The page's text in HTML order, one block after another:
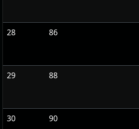
28
86
29
88
30
90